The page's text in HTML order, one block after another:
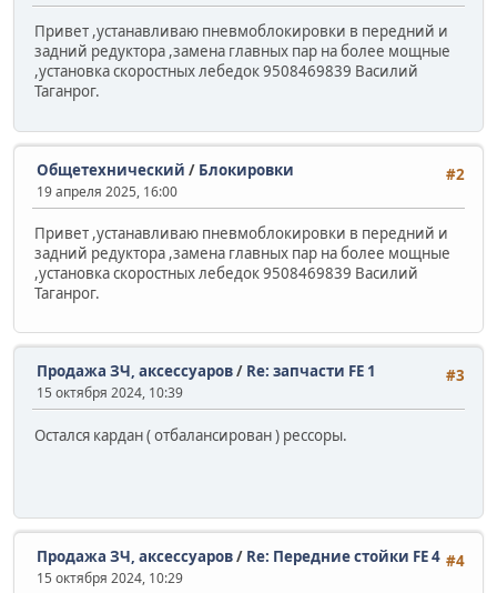
Привет ,устанавливаю пневмоблокировки в передний и
задний редуктора ,замена главных пар на более мощные
,установка скоростных лебедок 9508469839 Василий
Таганрог.
#2
Общетехнический / Блокировки
19 апреля 2025, 16:00
Привет ,устанавливаю пневмоблокировки в передний и
задний редуктора ,замена главных пар на более мощные
,установка скоростных лебедок 9508469839 Василий
Таганрог.
#3
Продажа ЗЧ, аксессуаров/ Re: запчасти FE 1
15 октября 2024, 10:39
Остался кардан ( отбалансирован ) рессоры.
#4
Продажа ЗЧ, аксессуаров/ Re: Передние стойки FE 4
15 октября 2024, 10:29